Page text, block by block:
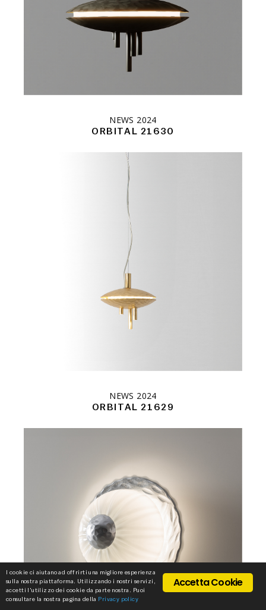
NEWS 2024
ORBITAL 21630
NEWS 2024
ORBITAL 21629
Accetta Cookie
I cookie ci aiutano ad offrirti una migliore esperienza
sulla nostra piattaforma. Utilizzando i nostri servizi,
accetti l'utilizzo dei cookie da parte nostra. Puoi
consultare la nostra pagina della Privacy policy